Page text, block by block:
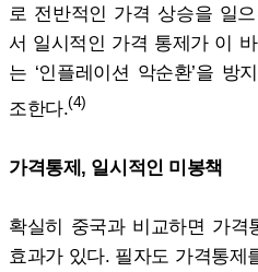
로 전반적인 가격 상승을 일
서 일시적인 가격 통제가 이
는 ‘인플레이션 악순환’을 방
조한다.(4)
가격통제, 일시적인 미봉책
확실히 중국과 비교하면 가격
효과가 있다. 필자도 가격통제